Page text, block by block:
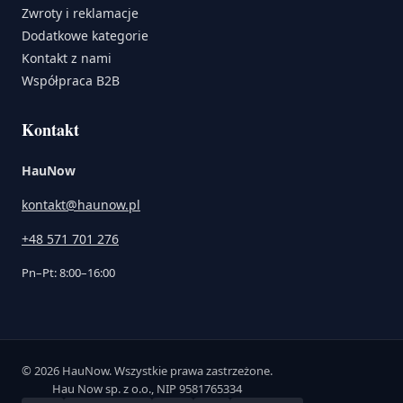
Zwroty i reklamacje
Dodatkowe kategorie
Kontakt z nami
Współpraca B2B
Kontakt
HauNow
kontakt@haunow.pl
+48 571 701 276
Pn–Pt: 8:00–16:00
© 2026 HauNow. Wszystkie prawa zastrzeżone.
Hau Now sp. z o.o., NIP 9581765334